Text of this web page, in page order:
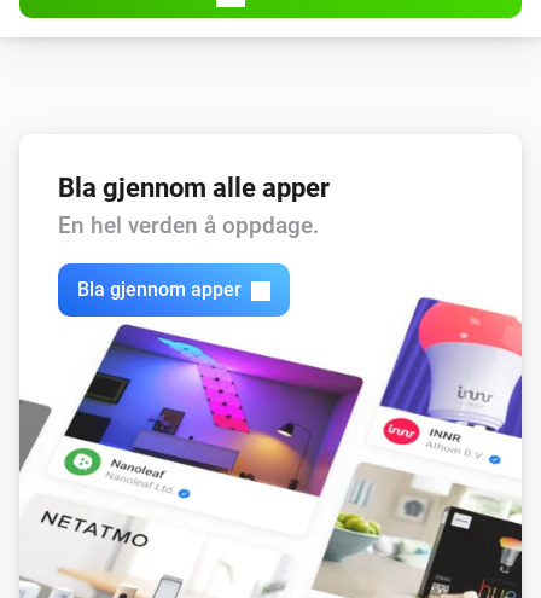
Bla gjennom alle apper
En hel verden å oppdage.
Bla gjennom apper